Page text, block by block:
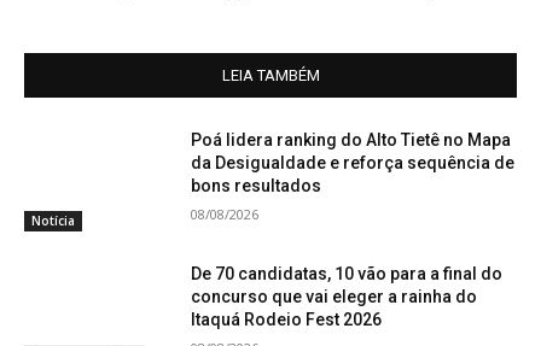
LEIA TAMBÉM
Notícia
Poá lidera ranking do Alto Tietê no Mapa
da Desigualdade e reforça sequência de
bons resultados
08/08/2026
De 70 candidatas, 10 vão para a final do
concurso que vai eleger a rainha do
Itaquá Rodeio Fest 2026